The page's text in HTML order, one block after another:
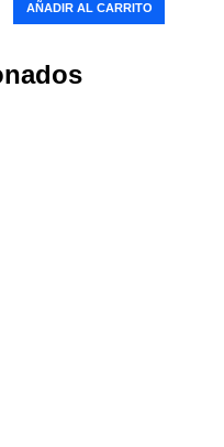
AÑADIR AL CARRITO